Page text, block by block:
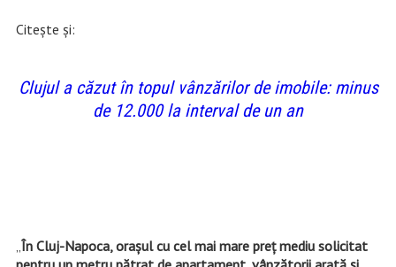
Citeşte şi:
Clujul a căzut în topul vânzărilor de imobile: minus
de 12.000 la interval de un an
În Cluj-Napoca, orașul cu cel mai mare preț mediu solicitat